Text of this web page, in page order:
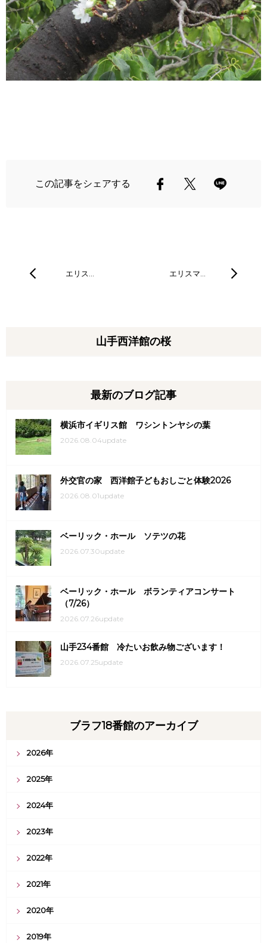
この記事をシェアする
エリス… エリスマ…
山手西洋館の桜
最新のブログ記事
横浜市イギリス館 ワシントンヤシの葉
2026.08.04update
外交官の家 西洋館子どもおしごと体験2026
2026.08.01update
ベーリック・ホール ソテツの花
2026.07.30update
ベーリック・ホール ボランティアコンサート
（7/26）
2026.07.26update
山手234番館 冷たいお飲み物ございます！
2026.07.25update
ブラフ18番館のアーカイブ
2026年
2025年
2024年
2023年
2022年
2021年
2020年
2019年